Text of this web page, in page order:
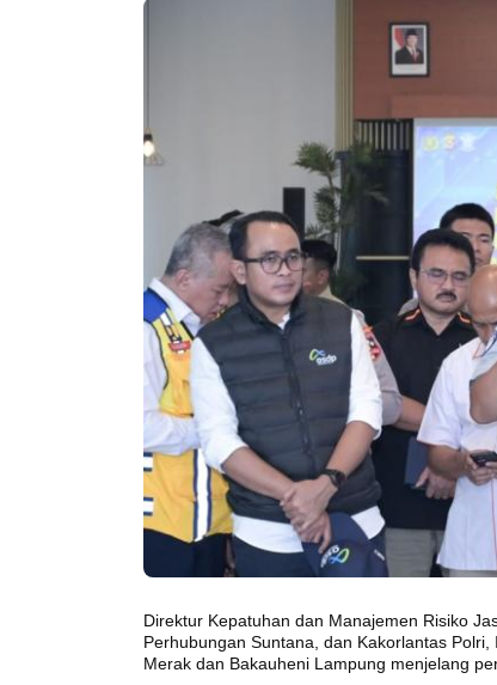
Direktur Kepatuhan dan Manajemen Risiko
Perhubungan Suntana, dan Kakorlantas
Merak dan Bakauheni Lampung menjelang